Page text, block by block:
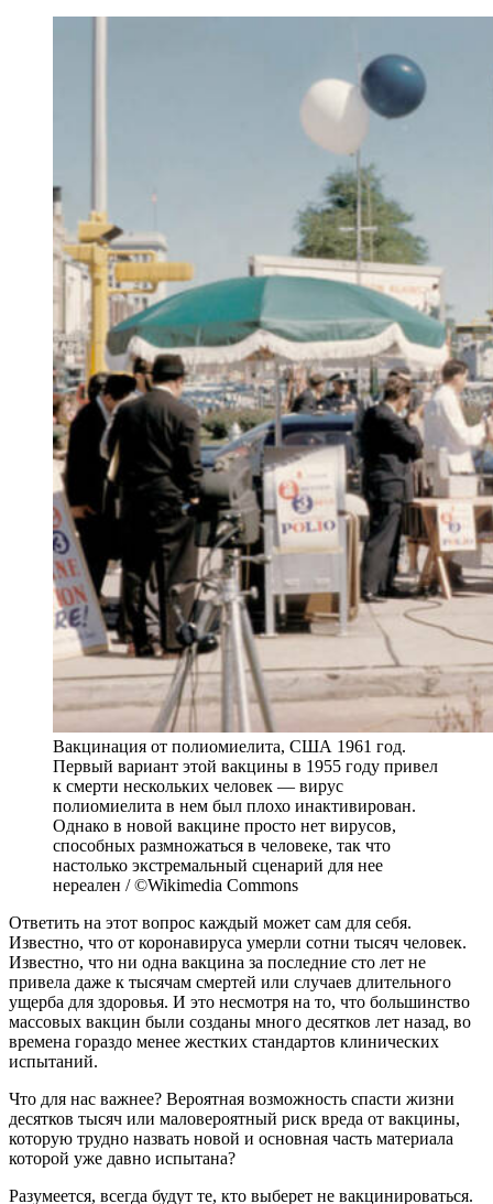
Вакцинация от полиомиелита, США 1961 год.
Первый вариант этой вакцины в 1955 году привел
к смерти нескольких человек — вирус
полиомиелита в нем был плохо инактивирован.
Однако в новой вакцине просто нет вирусов,
способных размножаться в человеке, так что
настолько экстремальный сценарий для нее
нереален / ©Wikimedia Commons
Ответить на этот вопрос каждый может сам для себя.
Известно, что от коронавируса умерли сотни тысяч человек.
Известно, что ни одна вакцина за последние сто лет не
привела даже к тысячам смертей или случаев длительного
ущерба для здоровья. И это несмотря на то, что большинство
массовых вакцин были созданы много десятков лет назад, во
времена гораздо менее жестких стандартов клинических
испытаний.
Что для нас важнее? Вероятная возможность спасти жизни
десятков тысяч или маловероятный риск вреда от вакцины,
которую трудно назвать новой и основная часть материала
которой уже давно испытана?
Разумеется, всегда будут те, кто выберет не вакцинироваться.